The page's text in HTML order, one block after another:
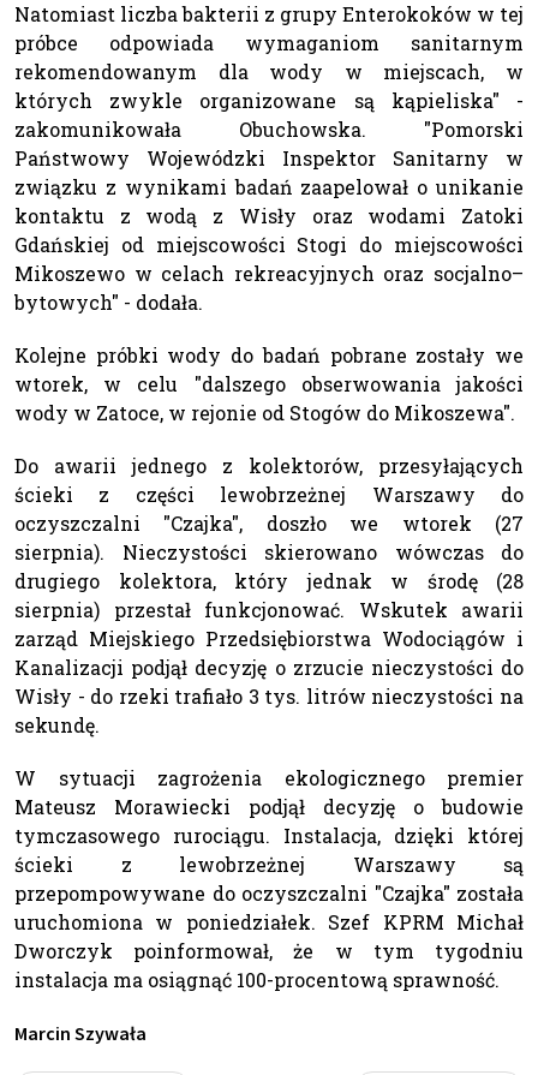
Natomiast liczba bakterii z grupy Enterokoków w tej
próbce odpowiada wymaganiom sanitarnym
rekomendowanym dla wody w miejscach, w
których zwykle organizowane są kąpieliska" -
zakomunikowała Obuchowska. "Pomorski
Państwowy Wojewódzki Inspektor Sanitarny w
związku z wynikami badań zaapelował o unikanie
kontaktu z wodą z Wisły oraz wodami Zatoki
Gdańskiej od miejscowości Stogi do miejscowości
Mikoszewo w celach rekreacyjnych oraz socjalno–
bytowych" - dodała.
Kolejne próbki wody do badań pobrane zostały we
wtorek, w celu "dalszego obserwowania jakości
wody w Zatoce, w rejonie od Stogów do Mikoszewa".
Do awarii jednego z kolektorów, przesyłających
ścieki z części lewobrzeżnej Warszawy do
oczyszczalni "Czajka", doszło we wtorek (27
sierpnia). Nieczystości skierowano wówczas do
drugiego kolektora, który jednak w środę (28
sierpnia) przestał funkcjonować. Wskutek awarii
zarząd Miejskiego Przedsiębiorstwa Wodociągów i
Kanalizacji podjął decyzję o zrzucie nieczystości do
Wisły - do rzeki trafiało 3 tys. litrów nieczystości na
sekundę.
W sytuacji zagrożenia ekologicznego premier
Mateusz Morawiecki podjął decyzję o budowie
tymczasowego rurociągu. Instalacja, dzięki której
ścieki z lewobrzeżnej Warszawy są
przepompowywane do oczyszczalni "Czajka" została
uruchomiona w poniedziałek. Szef KPRM Michał
Dworczyk poinformował, że w tym tygodniu
instalacja ma osiągnąć 100-procentową sprawność.
Marcin Szywała